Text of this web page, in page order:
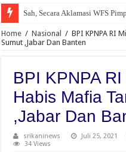
Sah, Secara Aklamasi WFS
Home / Nasional / BPI KPNPA RI
Sumut ,Jabar Dan Banten
BPI KPNPA
Habis Mafia
,Jabar Dan
srikaninews Juli 25, 2021
34 Views